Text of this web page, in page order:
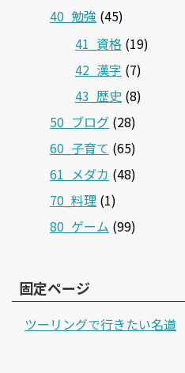
40_勉強 (45)
41_資格 (19)
42_漢字 (7)
43_歴史 (8)
50_ブログ (28)
60_子育て (65)
61_メダカ (48)
70_料理 (1)
80_ゲーム (99)
固定ページ
ツーリングで行きたい名道